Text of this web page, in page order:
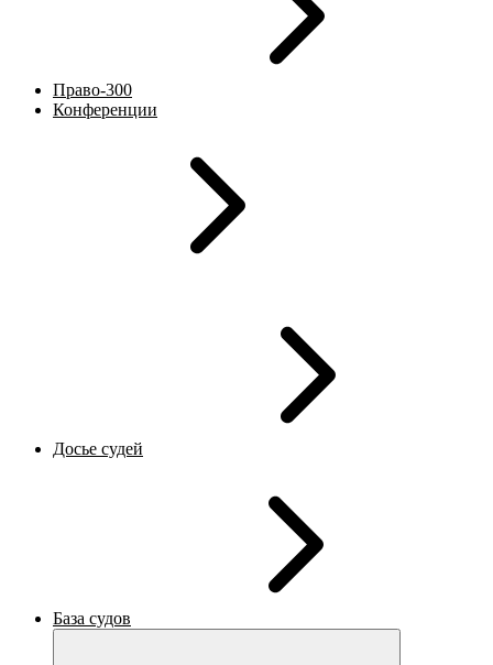
Право-300
Конференции
Досье судей
База судов